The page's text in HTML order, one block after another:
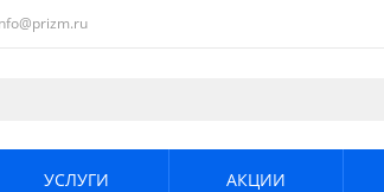
и
Продолжая
использования.
.
УСЛУГИ АКЦИИ